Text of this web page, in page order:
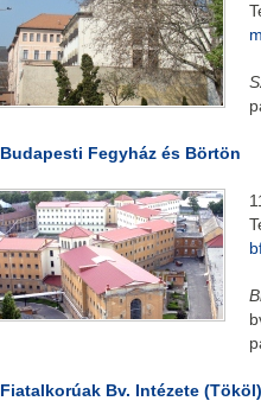
Budapesti Fegyház és Börtön
Fiatalkorúak Bv. Intézete (Tököl)